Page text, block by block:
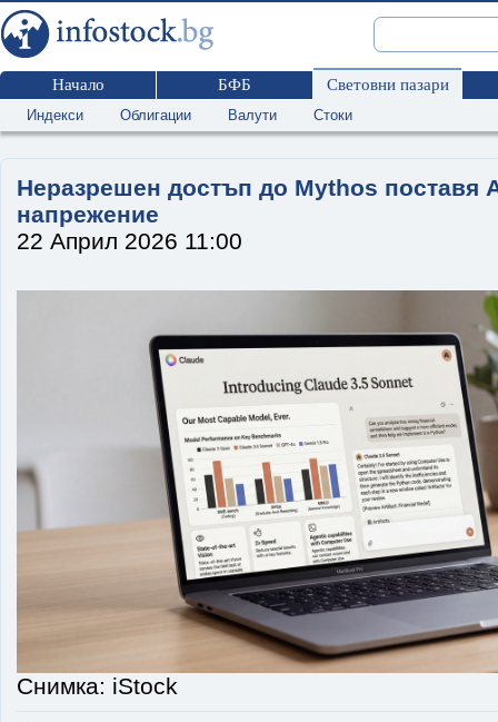
Начало БФБ Световни пазари
Индекси Облигации Валути Стоки
Неразрешен достъп до Mythos поставя
напрежение
22 Април 2026 11:00
Снимка: iStock